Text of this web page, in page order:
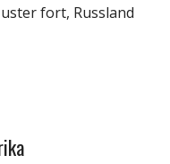
fort, Russland